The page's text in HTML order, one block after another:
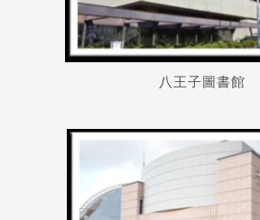
八王子圖書館